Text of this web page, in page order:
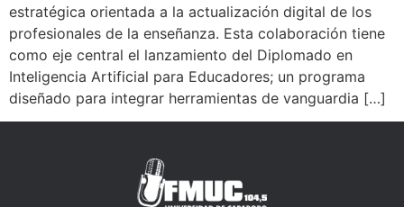
estratégica orientada a la actualización digital de los
profesionales de la enseñanza. Esta colaboración tiene
como eje central el lanzamiento del Diplomado en
Inteligencia Artificial para Educadores; un programa
diseñado para integrar herramientas de vanguardia […]